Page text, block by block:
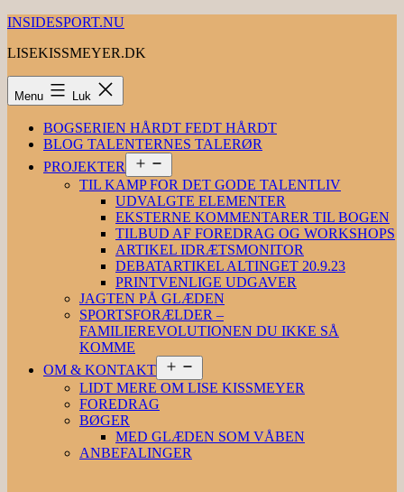
Fortsæt
indhold
INSIDESPORT.NU
LISEKISSMEYER.DK
Menu Luk
BOGSERIEN HÅRDT FEDT HÅRDT
BLOG TALENTERNES TALERØR
PROJEKTER
menu
TIL KAMP FOR DET GODE TALENTLIV
UDVALGTE ELEMENTER
EKSTERNE KOMMENTARER TIL BOGEN
TILBUD AF FOREDRAG OG WORKSHOPS
ARTIKEL IDRÆTSMONITOR
DEBATARTIKEL ALTINGET 20.9.23
PRINTVENLIGE UDGAVER
JAGTEN PÅ GLÆDEN
SPORTSFORÆLDER –
FAMILIEREVOLUTIONEN DU IKKE SÅ
KOMME
OM & KONTAKT
menu
LIDT MERE OM LISE KISSMEYER
FOREDRAG
BØGER
MED GLÆDEN SOM VÅBEN
ANBEFALINGER